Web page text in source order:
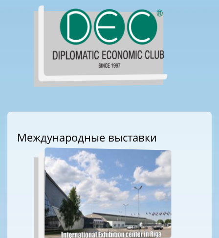
Международные выставки